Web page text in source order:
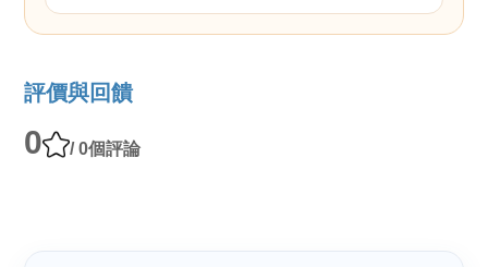
評價與回饋
0 / 0個評論